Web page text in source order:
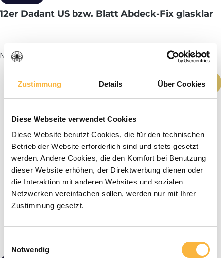
Zustimmung Details Über Cookies
Diese Webseite verwendet Cookies
Diese Website benutzt Cookies, die für den technischen
Betrieb der Website erforderlich sind und stets gesetzt
werden. Andere Cookies, die den Komfort bei Benutzung
dieser Website erhöhen, der Direktwerbung dienen oder
die Interaktion mit anderen Websites und sozialen
Netzwerken vereinfachen sollen, werden nur mit Ihrer
Zustimmung gesetzt.
Notwendig
12er Dadant US bzw. Blatt Abdeck-Fix glasklar
Mehr Infos
Produkt Anzahl: Gib den gewünschten
In den Warenkorb